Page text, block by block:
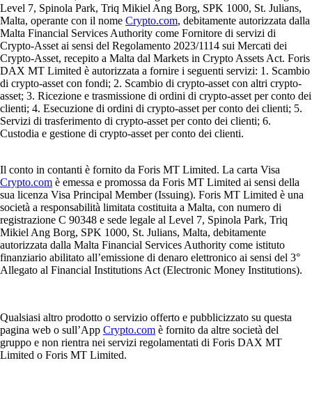
Level 7, Spinola Park, Triq Mikiel Ang Borg, SPK 1000, St. Julians,
Malta, operante con il nome Crypto.com, debitamente autorizzata dalla
Malta Financial Services Authority come Fornitore di servizi di
Crypto-Asset ai sensi del Regolamento 2023/1114 sui Mercati dei
Crypto-Asset, recepito a Malta dal Markets in Crypto Assets Act. Foris
DAX MT Limited è autorizzata a fornire i seguenti servizi: 1. Scambio
di crypto-asset con fondi; 2. Scambio di crypto-asset con altri crypto-
asset; 3. Ricezione e trasmissione di ordini di crypto-asset per conto dei
clienti; 4. Esecuzione di ordini di crypto-asset per conto dei clienti; 5.
Servizi di trasferimento di crypto-asset per conto dei clienti; 6.
Custodia e gestione di crypto-asset per conto dei clienti.
Il conto in contanti è fornito da Foris MT Limited. La carta Visa
Crypto.com è emessa e promossa da Foris MT Limited ai sensi della
sua licenza Visa Principal Member (Issuing). Foris MT Limited è una
società a responsabilità limitata costituita a Malta, con numero di
registrazione C 90348 e sede legale al Level 7, Spinola Park, Triq
Mikiel Ang Borg, SPK 1000, St. Julians, Malta, debitamente
autorizzata dalla Malta Financial Services Authority come istituto
finanziario abilitato all’emissione di denaro elettronico ai sensi del 3°
Allegato al Financial Institutions Act (Electronic Money Institutions).
Qualsiasi altro prodotto o servizio offerto e pubblicizzato su questa
pagina web o sull’App Crypto.com è fornito da altre società del
gruppo e non rientra nei servizi regolamentati di Foris DAX MT
Limited o Foris MT Limited.